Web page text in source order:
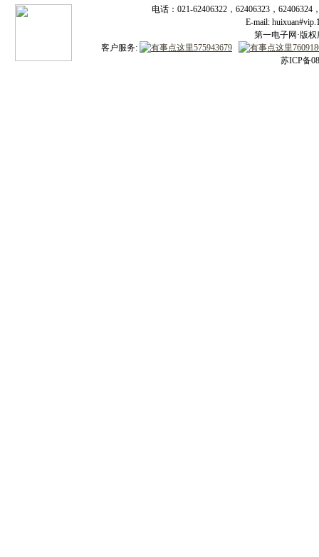
电话：021-62406322，62406323，
E-mail:
第一电子网·版权
客户服务:
苏ICP备